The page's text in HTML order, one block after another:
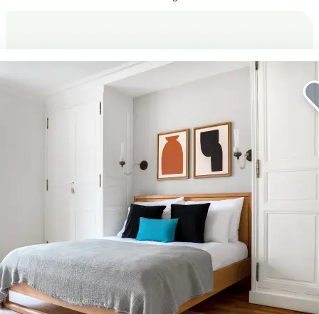
Appartements de 1 chambre les
plus consultés cette semaine.